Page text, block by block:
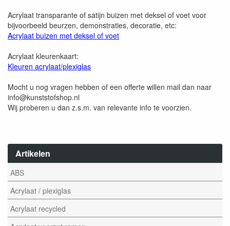
Artikelen
ABS
Acrylaat / plexiglas
Acrylaat recycled
Acrylaat transparante of satijn buizen met deksel of voet voor
bijvoorbeeld beurzen, demonstraties, decoratie, etc:
Acrylaat buizen met deksel of voet
Acrylaat kleurenkaart:
Kleuren acrylaat/plexiglas
Mocht u nog vragen hebben of een offerte willen mail dan naar
info@kunststofshop.nl
Wij proberen u dan z.s.m. van relevante info te voorzien.